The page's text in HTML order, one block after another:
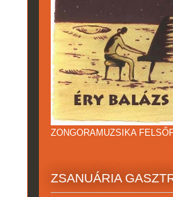
ZONGORAMUZSIKA
ZSANUÁRIA